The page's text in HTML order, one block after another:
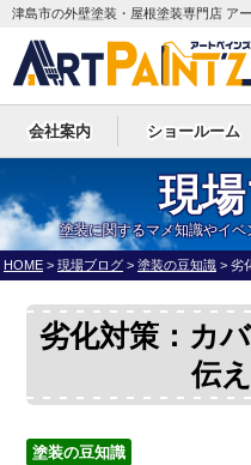
津島市の外壁塗装・屋根塗装専門店 ア
会社案内 ショールーム
現
塗装に関するマメ知識やイ
HOME > 現場ブログ > 塗装の豆知識 > 劣
劣化対策：カ
伝
塗装の豆知識